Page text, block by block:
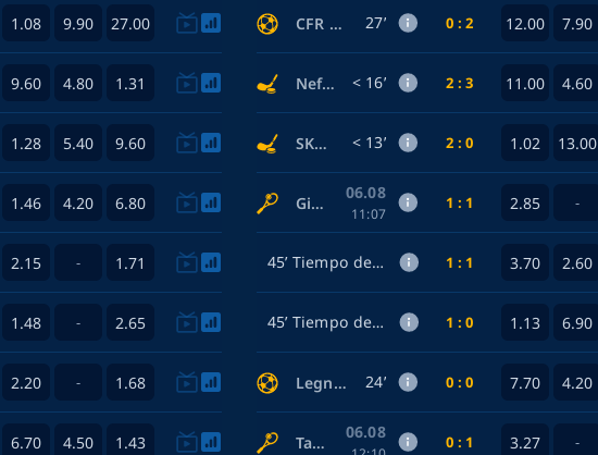
1.08 9.90 27.00
9.60 4.80 1.31
1.28 5.40 9.60
1.46 4.20 6.80
2.15 - 1.71
1.48 - 2.65
2.20 - 1.68
6.70 4.50 1.43
CFR Cluj — Tromse 27’ 0 : 2 12.00 7.90
Neftyanik Al. — AK Bars Kazan < 16’ 2 : 3 11.00 4.60
SKA-1946 — SKA Academy < 13’ 2 : 0 1.02 13.00
Gibson Talia — Alexandrova Ekaterina
06.08
11:07
1 : 1 2.85 -
AEL Limassol — Atromitos Athinon
45’ Tiempo de descanso 1 : 1 3.70 2.60
U.S. Pergolettese 1932 — Milano
45’ Tiempo de descanso 1 : 0 1.13 6.90
Legnago Salus — Mantova 24’ 0 : 0 7.70 4.20
Taberner Carlos — Topo Marko
06.08 0 : 1 3.27 -